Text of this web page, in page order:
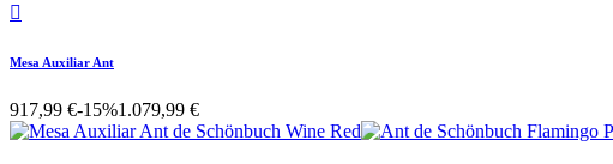

Mesa Auxiliar Ant
917,99 €-15%1.079,99 €